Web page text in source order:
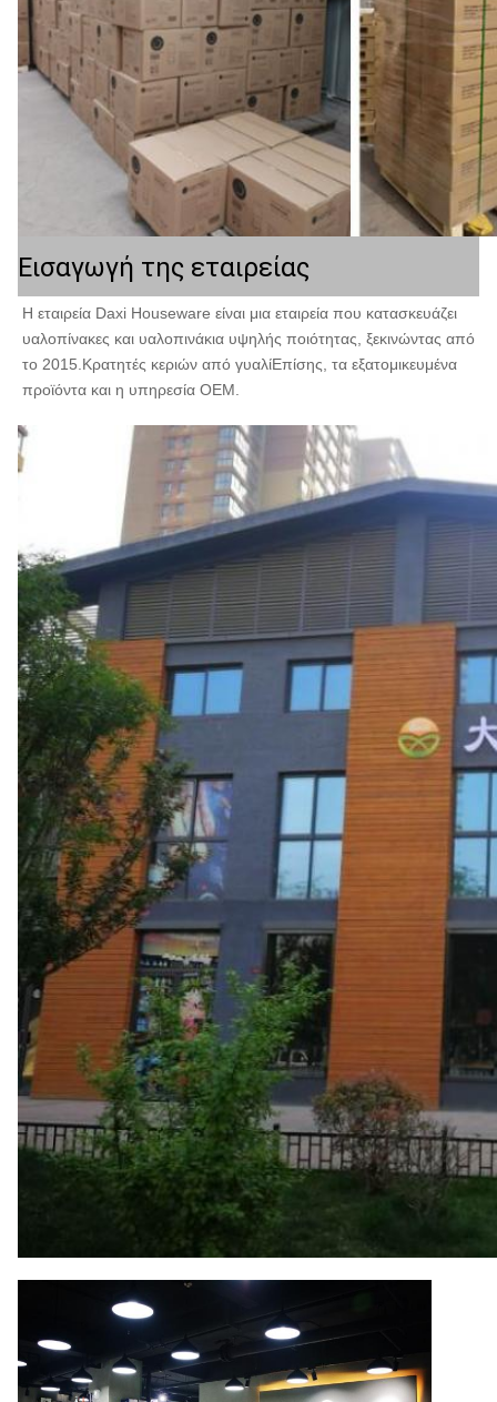
Εισαγωγή της εταιρείας
Η εταιρεία Daxi Houseware είναι μια εταιρεία που κατασκευάζει
υαλοπίνακες και υαλοπινάκια υψηλής ποιότητας, ξεκινώντας από
το 2015.Κρατητές κεριών από γυαλίΕπίσης, τα εξατομικευμένα
προϊόντα και η υπηρεσία OEM.